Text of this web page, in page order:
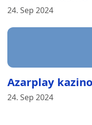
24. Sep 2024
Azarplay
24. Sep 2024